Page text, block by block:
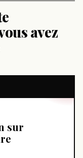
avez